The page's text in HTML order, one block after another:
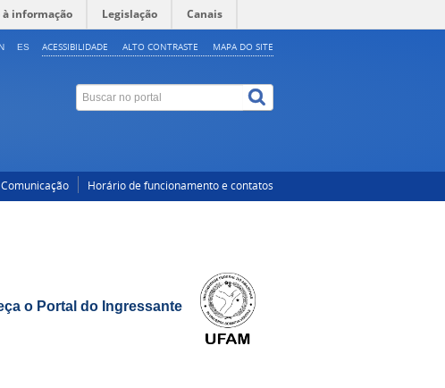
à informação Legislação Canais
ACESSIBILIDADE ALTO CONTRASTE MAPA DO SITE
ES
Horário de funcionamento e contatos
o Portal do Ingressante